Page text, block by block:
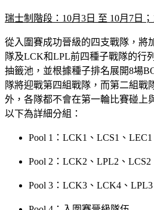
瑞士制階段：10月3日 至 10月7日；
從入圍賽成功晉級的四支戰隊，將
隊及LCK和LPL前四種子戰隊的行
抽籤池，並根據種子排名展開8場
隊將迎戰第四組戰隊，而第二組戰
外，各隊都不會在第一輪比賽碰上
以下為詳細分組：
Pool 1：LCK1、LCS1、LEC1
Pool 2：LCK2、LPL2、LCS2
Pool 3：LCK3、LCK4、